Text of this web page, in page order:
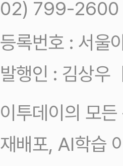
02) 799-2600
등록번호 : 서
발행인 : 김상우
이투데이의 모
재배포, AI학습